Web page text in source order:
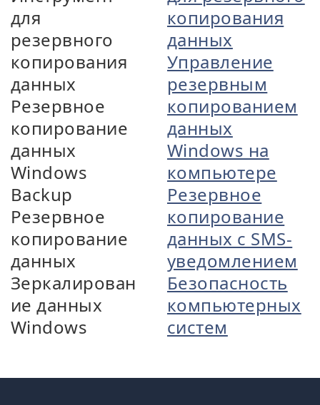
для
резервного
копирования
данных
Резервное
копирование
данных
Windows
Backup
Резервное
копирование
данных
Зеркалирован
ие данных
Windows
копирования
данных
Управление
резервным
копированием
данных
Windows на
компьютере
Резервное
копирование
данных с SMS-
уведомлением
Безопасность
компьютерных
систем